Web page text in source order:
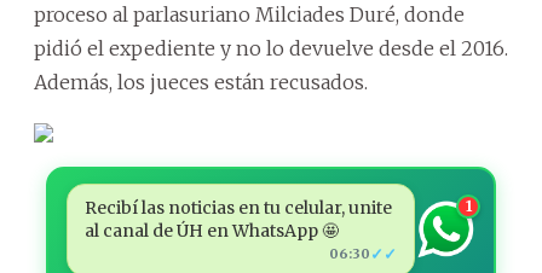
proceso al parlasuriano Milciades Duré, donde
pidió el expediente y no lo devuelve desde el 2016.
Además, los jueces están recusados.
Recibí las noticias en tu celular, unite
al canal de ÚH en WhatsApp 🤩
06:30 ✓✓
1